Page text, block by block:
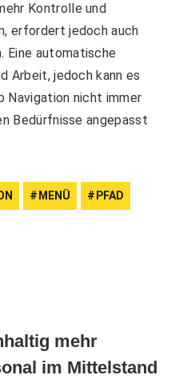
Kontrolle und
erfordert jedoch auch
Eine automatische
Arbeit, jedoch kann es
Navigation nicht immer
Bedürfnisse angepasst
MENÜ PFAD
mehr
im Mittelstand